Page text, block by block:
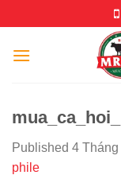
to
content
Published 4
phile